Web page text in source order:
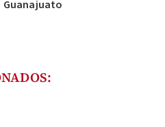
Guanajuato